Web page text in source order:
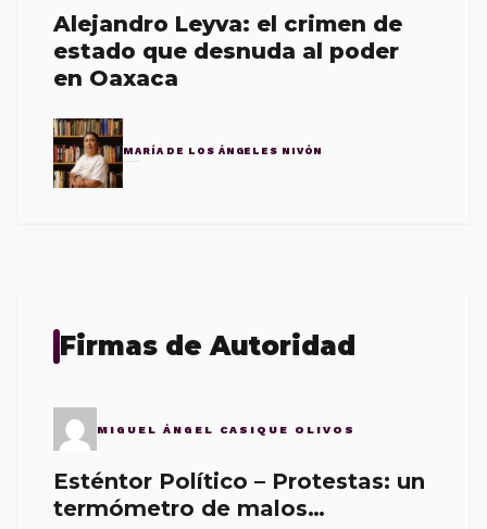
Alejandro Leyva: el crimen de
estado que desnuda al poder
en Oaxaca
MARÍA DE LOS ÁNGELES NIVÓN
Firmas de Autoridad
MIGUEL ÁNGEL CASIQUE OLIVOS
Esténtor Político – Protestas: un
termómetro de malos